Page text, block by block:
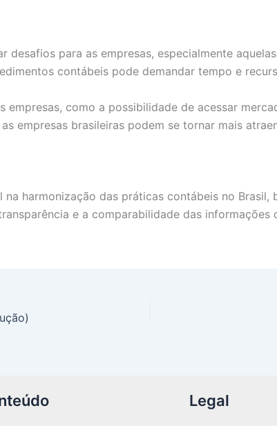
desafios para as empresas, especialmente
contábeis pode demandar tempo e
como a possibilidade de acessar
empresas brasileiras podem se tornar mais
harmonização das práticas contábeis no
e a comparabilidade das
Legal